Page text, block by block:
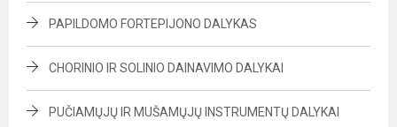
PAPILDOMO FORTEPIJONO DALYKAS
CHORINIO IR SOLINIO DAINAVIMO DALYKAI
PUČIAMŲJŲ IR MUŠAMŲJŲ INSTRUMENTŲ DALYKAI